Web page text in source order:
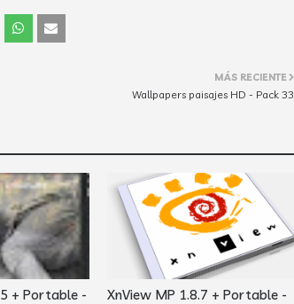
MÁS RECIENTE
Wallpapers paisajes HD - Pack 33
+ Portable -
XnView MP 1.8.7 + Portable -